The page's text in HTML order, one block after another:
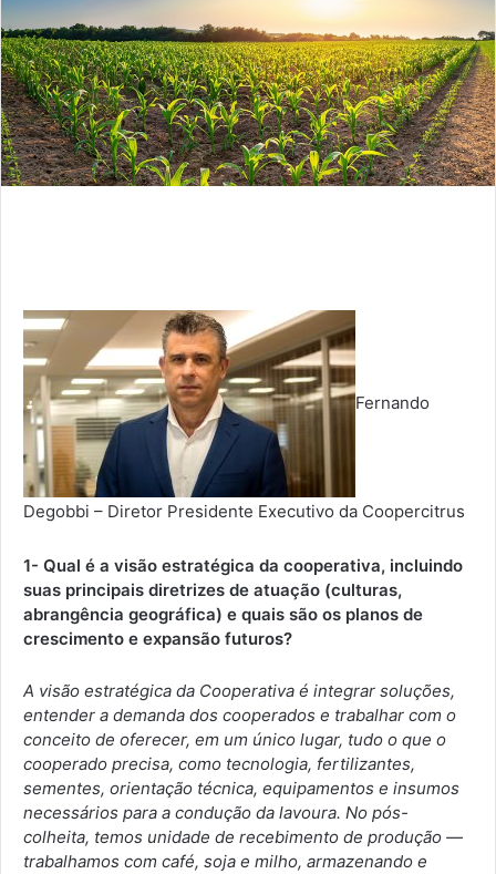
Fernando
Degobbi – Diretor Presidente Executivo da Coopercitrus
1- Qual é a visão estratégica da cooperativa, incluindo
suas principais diretrizes de atuação (culturas,
abrangência geográfica) e quais são os planos de
crescimento e expansão futuros?
A visão estratégica da Cooperativa é integrar soluções,
entender a demanda dos cooperados e trabalhar com o
conceito de oferecer, em um único lugar, tudo o que o
cooperado precisa, como tecnologia, fertilizantes,
sementes, orientação técnica, equipamentos e insumos
necessários para a condução da lavoura. No pós-
colheita, temos unidade de recebimento de produção —
trabalhamos com café, soja e milho, armazenando e